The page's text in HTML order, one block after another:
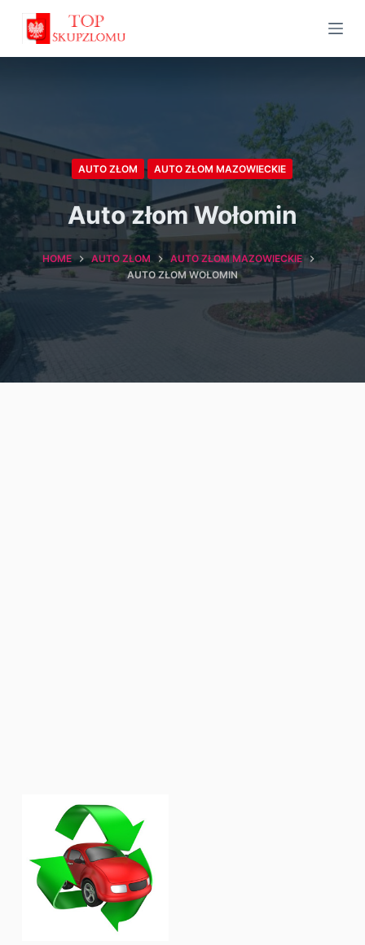
o
c
o
t
n
t
AUTO ZŁOM AUTO ZŁOM MAZOWIECKIE
Auto złom Wołomin
HOME AUTO ZŁOM
AUTO ZŁOM MAZOWIECKIE
AUTO ZŁOM WOŁOMIN